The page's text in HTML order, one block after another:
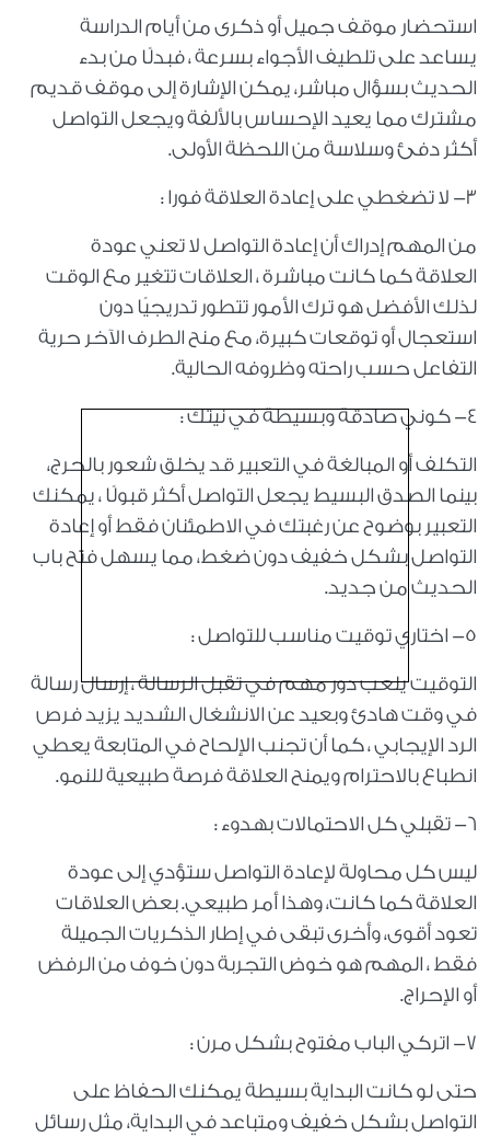
استحضار موقف جميل أو ذكرى من أيام الدراسة
يساعد على تلطيف الأجواء بسرعة ، فبدلًا من بدء
الحديث بسؤال مباشر، يمكن الإشارة إلى موقف قديم
مشترك مما يعيد الإحساس بالألفة ويجعل التواصل
أكثر دفئ وسلاسة من اللحظة الأولى.
٣- لا تضغطي على إعادة العلاقة فورا :
من المهم إدراك أن إعادة التواصل لا تعني عودة
العلاقة كما كانت مباشرة ، العلاقات تتغير مع الوقت
لذلك الأفضل هو ترك الأمور تتطور تدريجيًا دون
استعجال أو توقعات كبيرة، مع منح الطرف الآخر حرية
التفاعل حسب راحته وظروفه الحالية.
٤- كوني صادقة وبسيطة في نيتك :
التكلف أو المبالغة في التعبير قد يخلق شعور بالحرج،
بينما الصدق البسيط يجعل التواصل أكثر قبولًا ، يمكنك
التعبير بوضوح عن رغبتك في الاطمئنان فقط أو إعادة
التواصل بشكل خفيف دون ضغط، مما يسهل فتح باب
الحديث من جديد.
٥- اختاري توقيت مناسب للتواصل :
التوقيت يلعب دور مهم في تقبل الرسالة ، إرسال رسالة
في وقت هادئ وبعيد عن الانشغال الشديد يزيد فرص
الرد الإيجابي ، كما أن تجنب الإلحاح في المتابعة يعطي
انطباع بالاحترام ويمنح العلاقة فرصة طبيعية للنمو.
٦- تقبلي كل الاحتمالات بهدوء :
ليس كل محاولة لإعادة التواصل ستؤدي إلى عودة
العلاقة كما كانت، وهذا أمر طبيعي. بعض العلاقات
تعود أقوى، وأخرى تبقى في إطار الذكريات الجميلة
فقط ، المهم هو خوض التجربة دون خوف من الرفض
أو الإحراج.
٧- اتركي الباب مفتوح بشكل مرن :
حتى لو كانت البداية بسيطة يمكنك الحفاظ على
التواصل بشكل خفيف ومتباعد في البداية، مثل رسائل